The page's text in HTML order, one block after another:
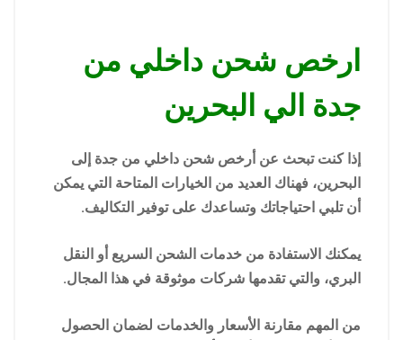
ارخص شحن داخلي من
جدة الي البحرين
إذا كنت تبحث عن أرخص شحن داخلي من جدة إلى
البحرين، فهناك العديد من الخيارات المتاحة التي يمكن
أن تلبي احتياجاتك وتساعدك على توفير التكاليف.
يمكنك الاستفادة من خدمات الشحن السريع أو النقل
البري، والتي تقدمها شركات موثوقة في هذا المجال.
من المهم مقارنة الأسعار والخدمات لضمان الحصول